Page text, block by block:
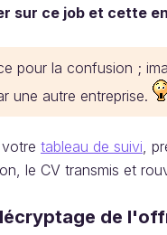
sur ce job et cette
pour la confusion ;
une autre entreprise.
tableau de suivi,
le CV transmis et
de